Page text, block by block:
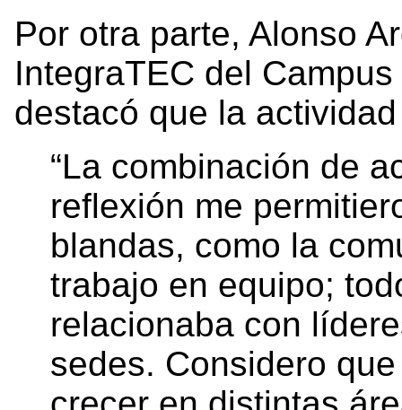
Por otra parte, Alonso
IntegraTEC del
destacó que la
“La combinación de
reflexión me
blandas, como la
trabajo en equipo;
relacionaba con
sedes. Considero